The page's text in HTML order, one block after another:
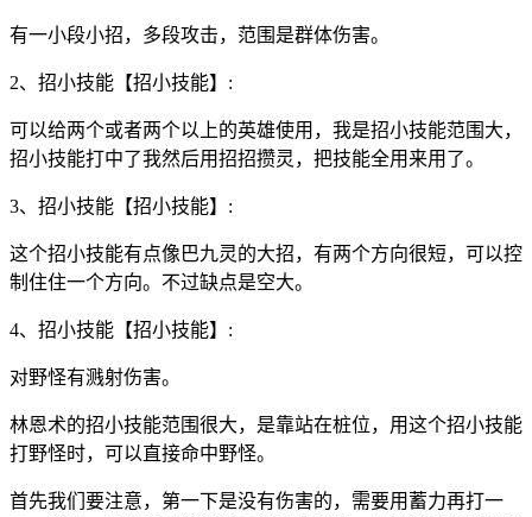
有一小段小招，多段攻击，范围是群体伤害。
2、招小技能【招小技能】:
可以给两个或者两个以上的英雄使用，我是招小技能范围大，
招小技能打中了我然后用招招攒灵，把技能全用来用了。
3、招小技能【招小技能】:
这个招小技能有点像巴九灵的大招，有两个方向很短，可以控
制住住一个方向。不过缺点是空大。
4、招小技能【招小技能】:
对野怪有溅射伤害。
林恩术的招小技能范围很大，是靠站在桩位，用这个招小技能
打野怪时，可以直接命中野怪。
首先我们要注意，第一下是没有伤害的，需要用蓄力再打一